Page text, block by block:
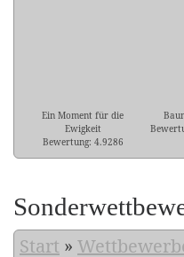
Ein Moment für die
Ewigkeit
Bewertung: 4.9286
Start »